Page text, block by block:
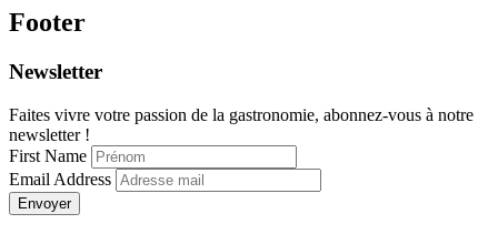
Footer
Newsletter
Faites vivre votre passion de la gastronomie, abonnez-vous à notre
newsletter !
First Name
Email Address
Envoyer